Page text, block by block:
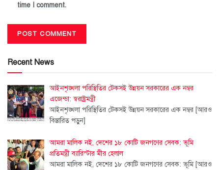
time I comment.
Recent News
আইনশৃঙ্খলা পরিস্থিতির টেকসই উন্নয়ন সরকারের এক নম্বর
এজেন্ডা: স্বরাষ্ট্রমন্ত্রী
আইনশৃঙ্খলা পরিস্থিতির টেকসই উন্নয়ন সরকারের এক নম্বর [আরও
বিস্তারিত পড়ুন]
আমরা মালিক নই, দেশের ১৮ কোটি জনগণের সেবক: ভূমি
প্রতিমন্ত্রী ব্যারিস্টার মীর হেলাল
আমরা মালিক নই, দেশের ১৮ কোটি জনগণের সেবক: ভূমি [আরও